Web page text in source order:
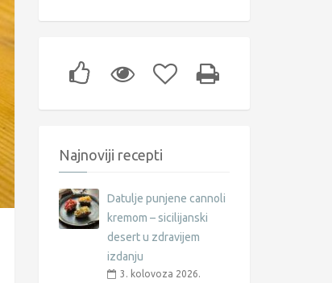
Najnoviji recepti
Datulje punjene cannoli
kremom – sicilijanski
desert u zdravijem
izdanju
3. kolovoza 2026.